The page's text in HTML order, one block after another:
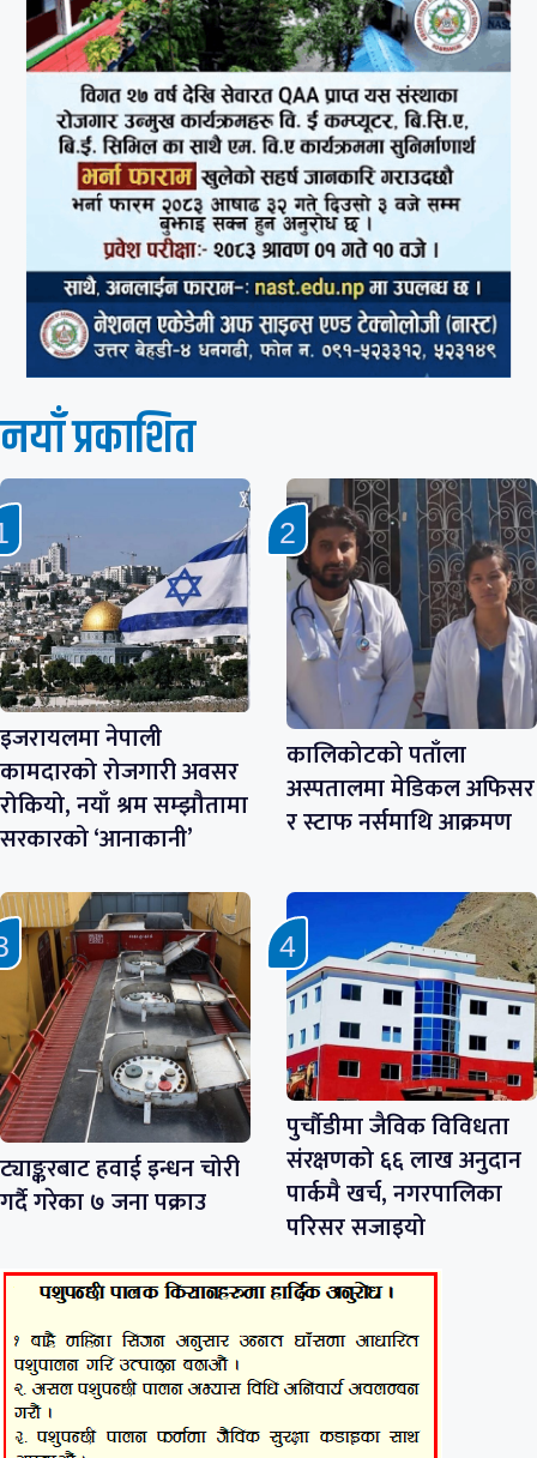
नयाँ प्रकाशित
इजरायलमा नेपाली
कामदारको रोजगारी अवसर
रोकियो, नयाँ श्रम सम्झौतामा
सरकारको ‘आनाकानी’
कालिकोटको पताँला
अस्पतालमा मेडिकल अफिसर
र स्टाफ नर्समाथि आक्रमण
ट्याङ्करबाट हवाई इन्धन चोरी
गर्दै गरेका ७ जना पक्राउ
पुर्चौडीमा जैविक विविधता
संरक्षणको ६६ लाख अनुदान
पार्कमै खर्च, नगरपालिका
परिसर सजाइयो